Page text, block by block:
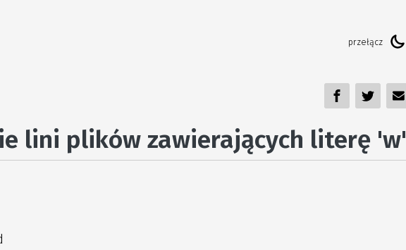
lini plików zawierających literę 'w'